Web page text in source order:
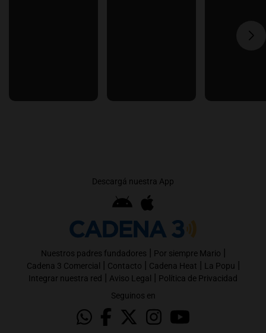
Descargá nuestra App
Nuestros padres fundadores | Por siempre Mario |
Cadena 3 Comercial | Contacto | Cadena Heat | La Popu |
Integrar nuestra red | Aviso Legal | Política de Privacidad
Seguinos en